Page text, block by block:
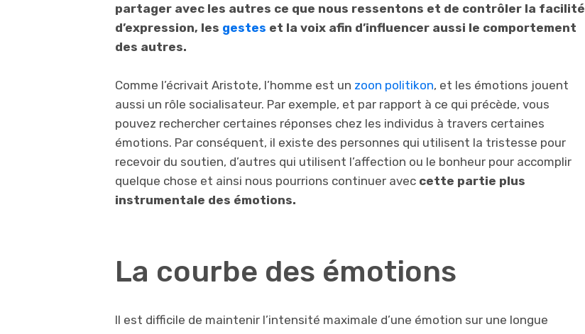
partager avec les autres ce que nous ressentons et de contrôler la facilité
d’expression, les gestes et la voix afin d’influencer aussi le comportement
des autres.
Comme l’écrivait Aristote, l’homme est un zoon politikon, et les émotions jouent
aussi un rôle socialisateur. Par exemple, et par rapport à ce qui précède, vous
pouvez rechercher certaines réponses chez les individus à travers certaines
émotions. Par conséquent, il existe des personnes qui utilisent la tristesse pour
recevoir du soutien, d’autres qui utilisent l’affection ou le bonheur pour accomplir
quelque chose et ainsi nous pourrions continuer avec cette partie plus
instrumentale des émotions.
La courbe des émotions
Il est difficile de maintenir l’intensité maximale d’une émotion sur une longue